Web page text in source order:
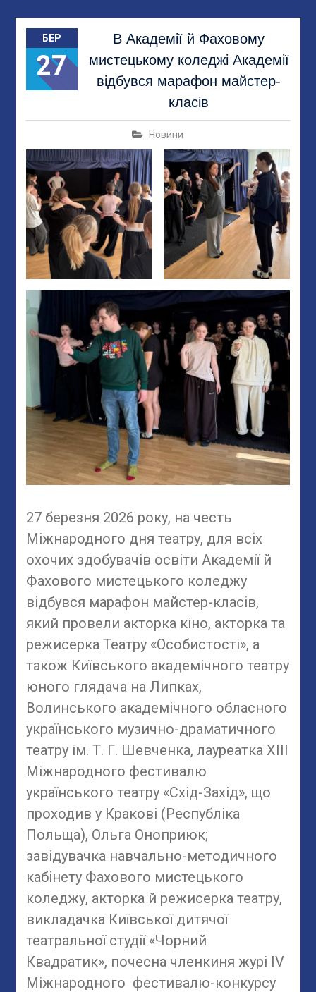
БЕР
27
В Академії й Фаховому
мистецькому коледжі Академії
відбувся марафон майстер-
класів
Новини
27 березня 2026 року, на честь
Міжнародного дня театру, для всіх
охочих здобувачів освіти Академії й
Фахового мистецького коледжу
відбувся марафон майстер-класів,
який провели акторка кіно, акторка та
режисерка Театру «Особистості», а
також Київського академічного театру
юного глядача на Липках,
Волинського академічного обласного
українського музично-драматичного
театру ім. Т. Г. Шевченка, лауреатка XIII
Міжнародного фестивалю
українського театру «Схід-Захід», що
проходив у Кракові (Республіка
Польща), Ольга Оноприюк;
завідувачка навчально-методичного
кабінету Фахового мистецького
коледжу, акторка й режисерка театру,
викладачка Київської дитячої
театральної студії «Чорний
Квадратик», почесна членкиня журі IV
Міжнародного фестивалю-конкурсу